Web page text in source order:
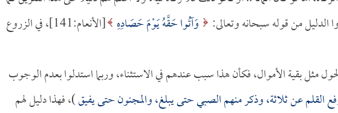
الدليل من قوله سبحانه وتعالى: وَآتُوا حَقَّهُ يَوْمَ حَصَادِهِ
[الأنعام:141]، في الزروع
مثل بقية الأموال، فكأن هذا سبب عندهم في الاستثناء، وربما استدلوا بعدم الوجوب
القلم عن ثلاثة، وذكر منهم الصبي حتى يبلغ، والمجنون حتى يفيق)، فهذا دليل لهم